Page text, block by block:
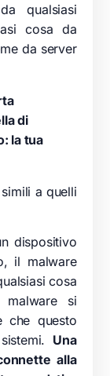
qualsiasi
cosa da
da server
di
la tua
a quelli
dispositivo
il malware
cosa
malware si
che questo
Una
alla